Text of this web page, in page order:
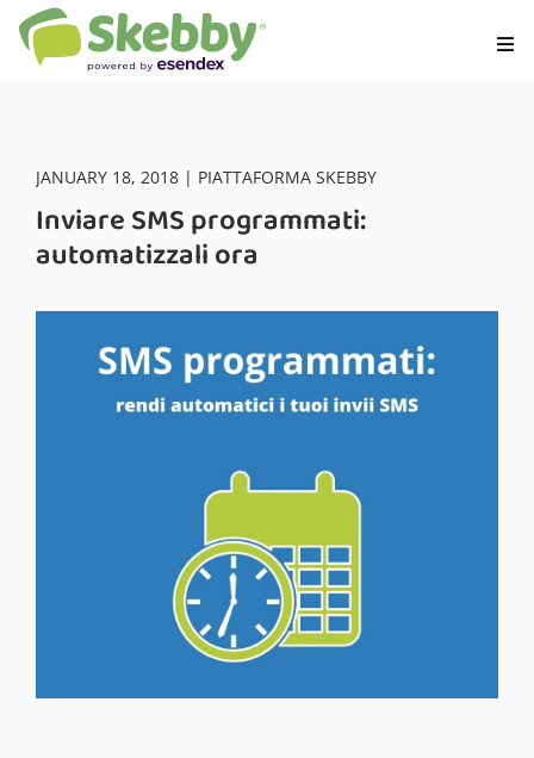
JANUARY 18, 2018 | PIATTAFORMA SKEBBY
Inviare SMS programmati:
automatizzali ora